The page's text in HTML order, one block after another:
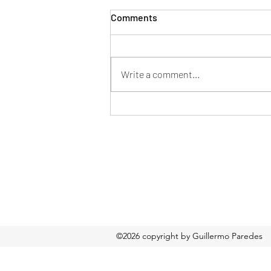
Mentor en tu nueva pega
Comments
Write a comment...
©2026 copyright by Guillermo Paredes